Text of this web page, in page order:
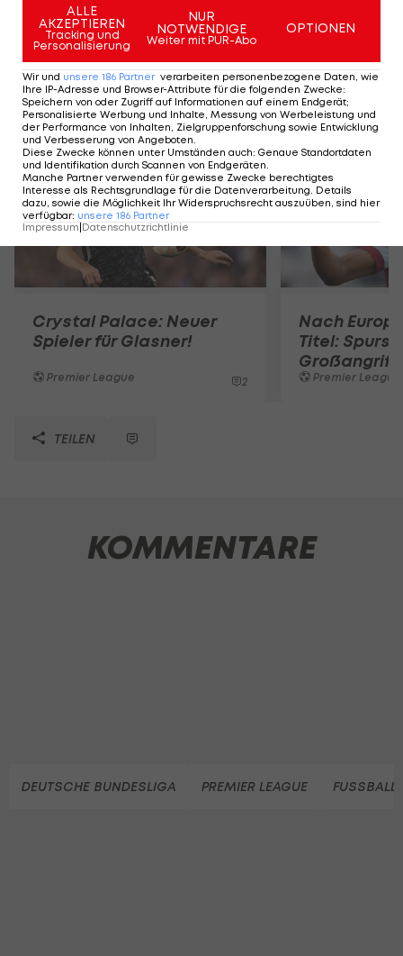
Pflichtspielen 70 Tore erzielt.
Mehr zum Thema
Crystal Palace: Neuer
Spieler für Glasner!
Premier League 2
Nach
Titel: Spurs
Großangriff
Premier League
TEILEN
KOMMENTARE
DEUTSCHE BUNDESLIGA PREMIER LEAGUE FUSSBALL
ALLE
AKZEPTIEREN
Tracking und
Personalisierung
NUR
NOTWENDIGE
Weiter mit PUR-Abo
OPTIONEN
Wir und unsere 186 Partner verarbeiten personenbezogene Daten, wie
Ihre IP-Adresse und Browser-Attribute für die folgenden Zwecke:
Speichern von oder Zugriff auf Informationen auf einem Endgerät;
Personalisierte Werbung und Inhalte, Messung von Werbeleistung und
der Performance von Inhalten, Zielgruppenforschung sowie Entwicklung
und Verbesserung von Angeboten
Diese Zwecke können unter Umständen auch: Genaue Standortdaten
und Identifikation durch Scannen von Endgeräten
Manche Partner verwenden für gewisse Zwecke berechtigtes
Interesse als Rechtsgrundlage für die Datenverarbeitung. Details
dazu, sowie die Möglichkeit Ihr Widerspruchsrecht auszuüben, sind hier
verfügbar: unsere 186 Partner
Impressum|Datenschutzrichtlinie